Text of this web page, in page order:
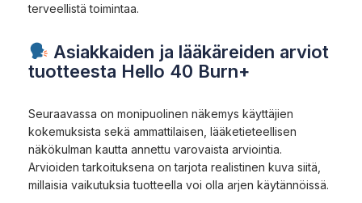
terveellistä toimintaa.
Asiakkaiden ja lääkäreiden arviot
tuotteesta Hello 40 Burn+
Seuraavassa on monipuolinen näkemys käyttäjien
kokemuksista sekä ammattilaisen, lääketieteellisen
näkökulman kautta annettu varovaista arviointia.
Arvioiden tarkoituksena on tarjota realistinen kuva siitä,
millaisia vaikutuksia tuotteella voi olla arjen käytännöissä.